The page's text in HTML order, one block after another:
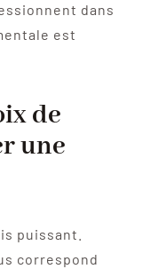
dans
est
de
une
puissant.
correspond